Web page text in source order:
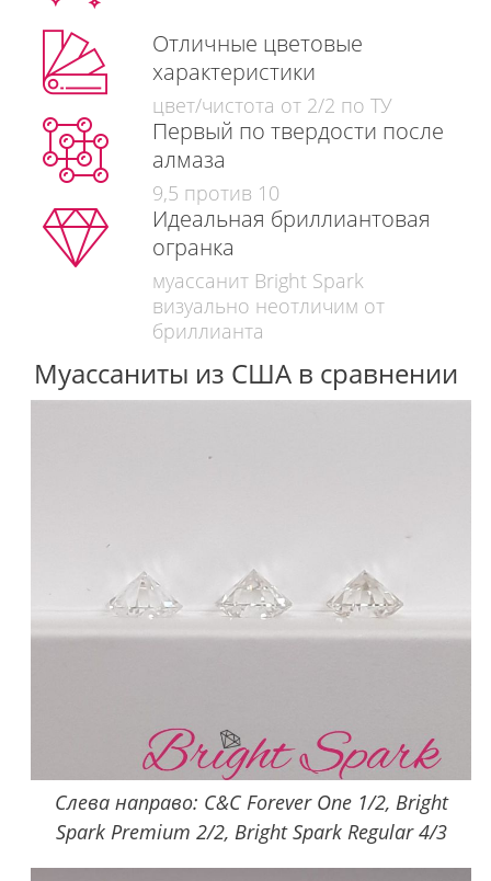
Отличные цветовые
характеристики
цвет/чистота от 2/2 по ТУ
Первый по твердости после
алмаза
9,5 против 10
Идеальная бриллиантовая
огранка
муассанит Bright Spark
визуально неотличим от
бриллианта
Муассаниты из США в сравнении
Слева направо: C&C Forever One 1/2, Bright
Spark Premium 2/2, Bright Spark Regular 4/3